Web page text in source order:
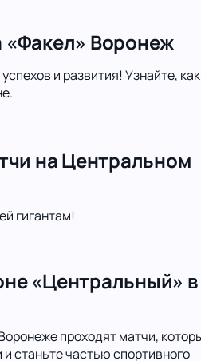
«Факел» Воронеж
и развития! Узнайте,
на Центральном
гигантам!
«Центральный» в
проходят матчи,
станьте частью спортивного